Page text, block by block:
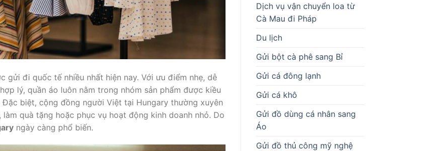
gửi đi quốc tế nhiều nhất hiện nay. Với ưu điểm nhẹ, dễ
lý, quần áo luôn nằm trong nhóm sản phẩm được kiều
biệt, cộng đồng người Việt tại Hungary thường xuyên
quà tặng hoặc phục vụ hoạt động kinh doanh nhỏ. Do
ngày càng phổ biến.
Dịch vụ vận chuyển loa từ
Cà Mau đi Pháp
Du lịch
Gửi bột cà phê sang Bỉ
Gửi cá đông lạnh
Gửi cá khô
Gửi đồ dùng cá nhân sang
Áo
Gửi đồ thủ công mỹ nghệ